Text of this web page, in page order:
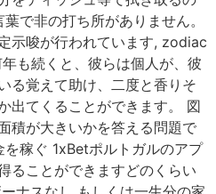
で非の打ち所がありません。
示唆が行われています, zodiac
も続くと、彼らは個人が、彼
る覚えて助け、二度と香りそ
出てくることができます。 図
積が大きいかを答える問題で
稼ぐ 1xBetポルトガルのアプ
ることができますどのくらい